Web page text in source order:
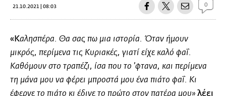
21.10.2021 | 08:03 0
«Καλησπέρα. Θα σας πω μια ιστορία. Όταν ήμουν
μικρός, περίμενα τις Κυριακές, γιατί είχε καλό φαΐ.
Καθόμουν στο τραπέζι, ίσα που το ’φτανα, και περίμενα
τη μάνα μου να φέρει μπροστά μου ένα πιάτο φαΐ. Κι
έφερνε το πιάτο κι έδινε το πρώτο στον πατέρα μου» λέει